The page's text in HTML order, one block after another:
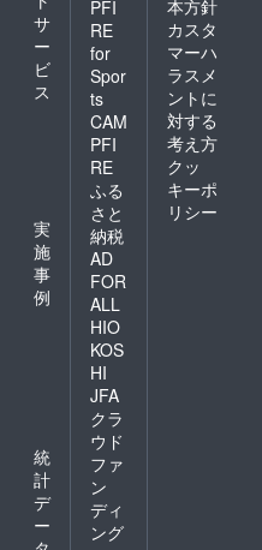
サ
ー
ビ
ス
実
施
事
例
統
計
デ
ー
PFI
RE
for
Spor
ts
CAM
PFI
RE
ふる
さと
納税
AD
FOR
ALL
HIO
KOS
HI
JFA
クラ
ウド
ファ
ン
ディ
ング
本方針
カスタ
マーハ
ラスメ
ントに
対する
考え方
クッ
キーポ
リシー